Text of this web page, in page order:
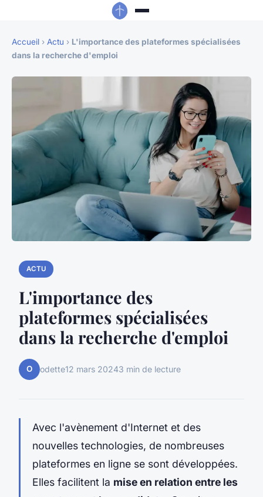
Accueil › Actu › L'importance des plateformes spécialisées
dans la recherche d'emploi
ACTU
L'importance des
plateformes spécialisées
dans la recherche d'emploi
O odette12 mars 20243 min de lecture
Avec l'avènement d'Internet et des
nouvelles technologies, de nombreuses
plateformes en ligne se sont développées.
Elles facilitent la mise en relation entre les